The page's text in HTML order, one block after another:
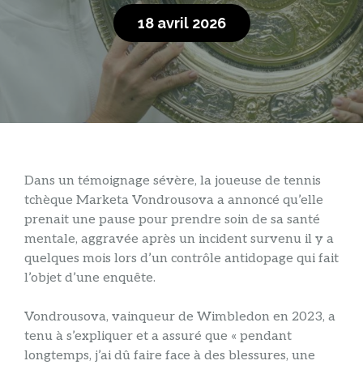
18 avril 2026
Dans un témoignage sévère, la joueuse de tennis
tchèque Marketa Vondrousova a annoncé qu’elle
prenait une pause pour prendre soin de sa santé
mentale, aggravée après un incident survenu il y a
quelques mois lors d’un contrôle antidopage qui fait
l’objet d’une enquête.
Vondrousova, vainqueur de Wimbledon en 2023, a
tenu à s’expliquer et a assuré que « pendant
longtemps, j’ai dû faire face à des blessures, une